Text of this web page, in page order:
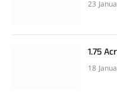
23
1.75
18